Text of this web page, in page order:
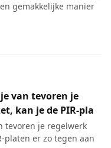
gemakkelijke manier
van tevoren je
kan je de PIR-pla
tevoren je regelwerk
platen er zo tegen aan